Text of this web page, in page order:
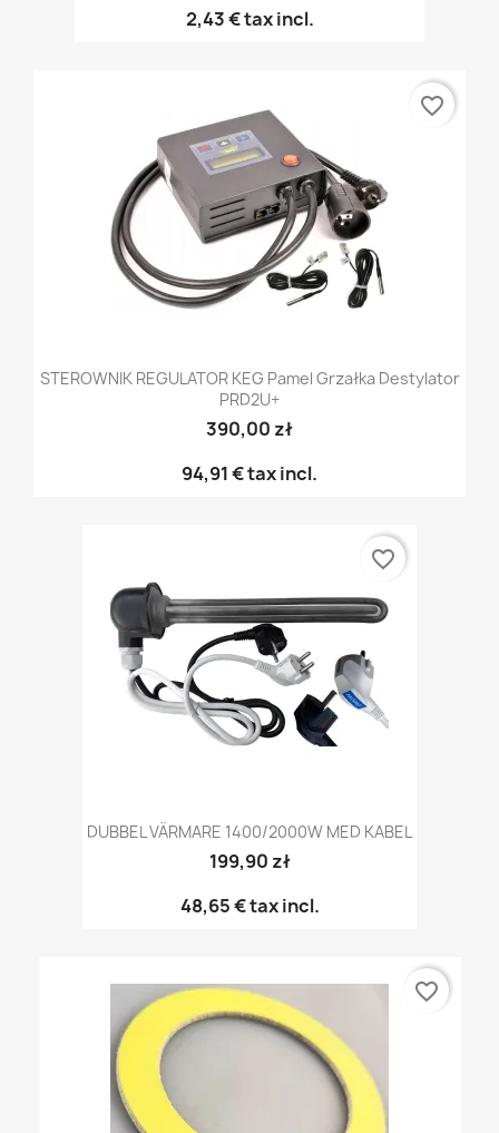
2,43 €tax incl.
STEROWNIK REGULATOR KEG Pamel Grzałka Destylator
PRD2U+
390,00 zł
94,91 €tax incl.
favorite_border
DUBBEL VÄRMARE 1400/2000W MED KABEL
199,90 zł
48,65 €tax incl.
favorite_border
favorite_border